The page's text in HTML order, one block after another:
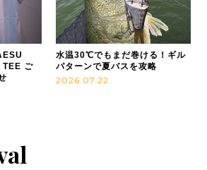
ご
水温30℃でもまだ巻ける！ギル
パターンで夏バスを攻略
2026.07.22